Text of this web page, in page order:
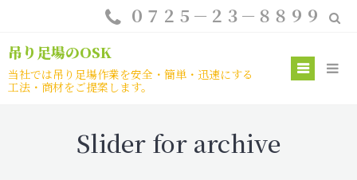
content
０７２５－２３－８８９９
吊り足場のOSK
当社では吊り足場作業を安全・簡単・迅速にする
工法・商材をご提案します。
Slider for archive